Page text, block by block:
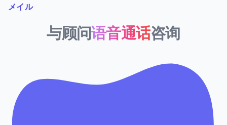
メイル
与顾问语音通话咨询